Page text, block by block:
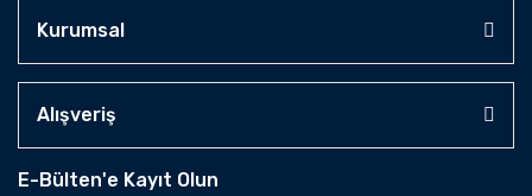
Kurumsal
Alışveriş
E-Bülten'e Kayıt Olun